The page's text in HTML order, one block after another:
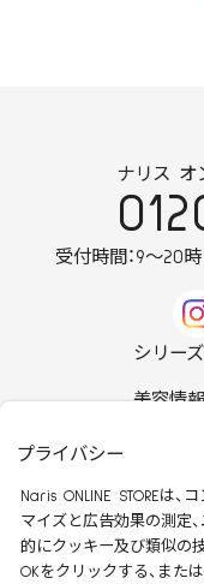
ナリス オ
受付時間：9～20時
シリーズ
美容情
安心して安
プライバシー
Naris ONLINE STOREは、
マイズと広告効果の測定
的にクッキー及び類似の
OKをクリックする、また